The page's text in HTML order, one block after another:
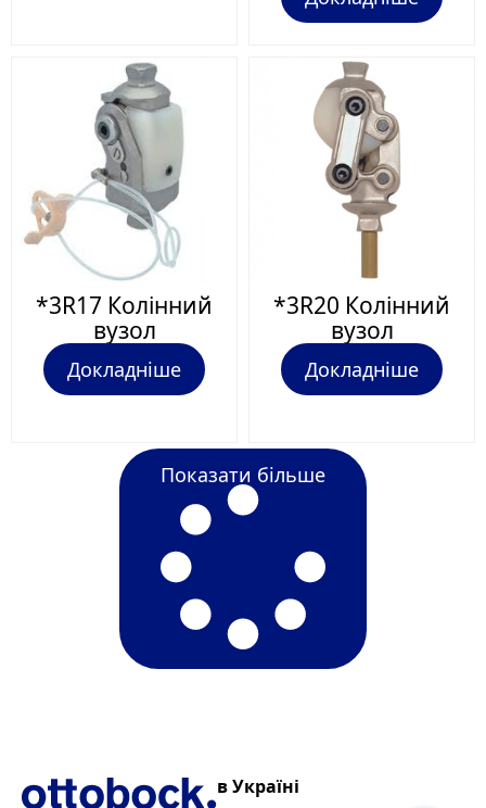
*3R17 Колінний
вузол
Докладніше
*3R20 Колінний
вузол
Докладніше
Показати більше
в Україні